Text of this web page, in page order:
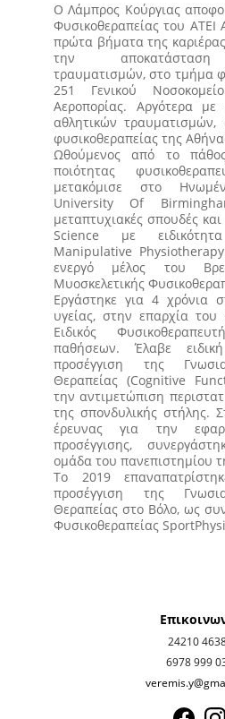
Ο Λάμπρος Κούργιας
Φυσικοθεραπείας του
πρώτα βήματα της
την αποκατάσταση
τραυματισμών, στο τμήμα
251 Γενικού
Αεροπορίας. Αργότερα
αθλητικών τραυματισμών,
φυσικοθεραπείας της
Ωθούμενος από το
ποιότητας
μετακόμισε στο
University Of
μεταπτυχιακές σπουδές
Science με
Manipulative
ενεργό μέλος του
Μυοσκελετικής
Εργάστηκε για 4 χρόνια
υγείας, στην επαρχία
Ειδικός
παθήσεων. Έλαβε
προσέγγιση της
Θεραπείας (Cognitive
την αντιμετώπιση
της σπονδυλικής στήλης.
έρευνας για την
προσέγγισης,
ομάδα του πανεπιστημίου
Το 2019
προσέγγιση της
Θεραπείας στο Βόλο, ως
Φυσικοθεραπείας
24210
6978 999